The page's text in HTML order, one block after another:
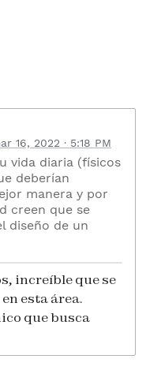
16, 2022 · 5:18 PM
vida diaria (físicos
deberían
manera y por
creen que se
diseño de un
increíble que se
esta área.
que busca